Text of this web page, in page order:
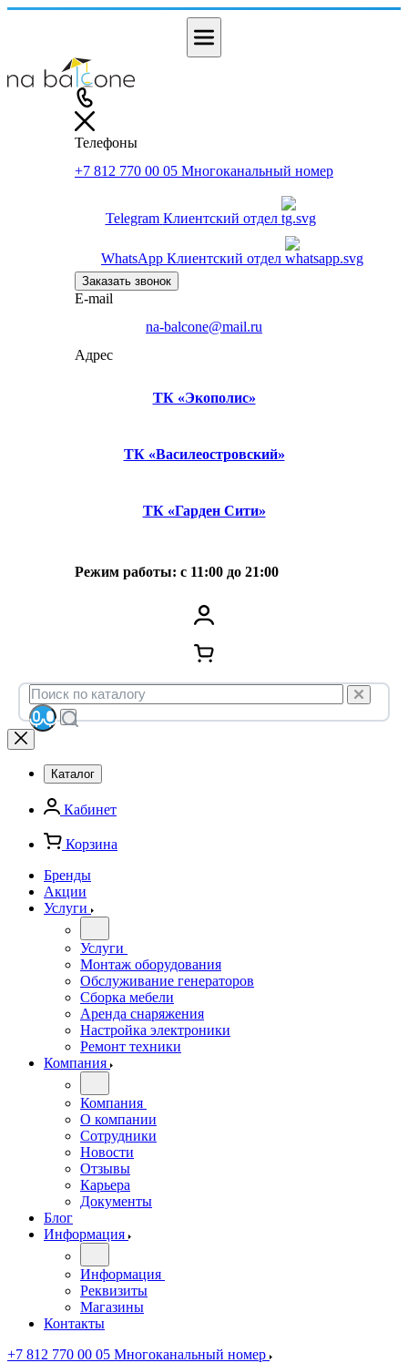
Телефоны
+7 812 770 00 05 Многоканальный номер
Telegram Клиентский отдел
WhatsApp Клиентский отдел
Заказать звонок
E-mail
na-balcone@mail.ru
Адрес
ТК «Экополис»
ТК «Василеостровский»
ТК «Гарден Сити»
Режим работы: с 11:00 до 21:00
Каталог
Кабинет
Корзина
Бренды
Акции
Услуги
Услуги
Монтаж оборудования
Обслуживание генераторов
Сборка мебели
Аренда снаряжения
Настройка электроники
Ремонт техники
Компания
Компания
О компании
Сотрудники
Новости
Отзывы
Карьера
Документы
Блог
Информация
Информация
Реквизиты
Магазины
Контакты
+7 812 770 00 05 Многоканальный номер